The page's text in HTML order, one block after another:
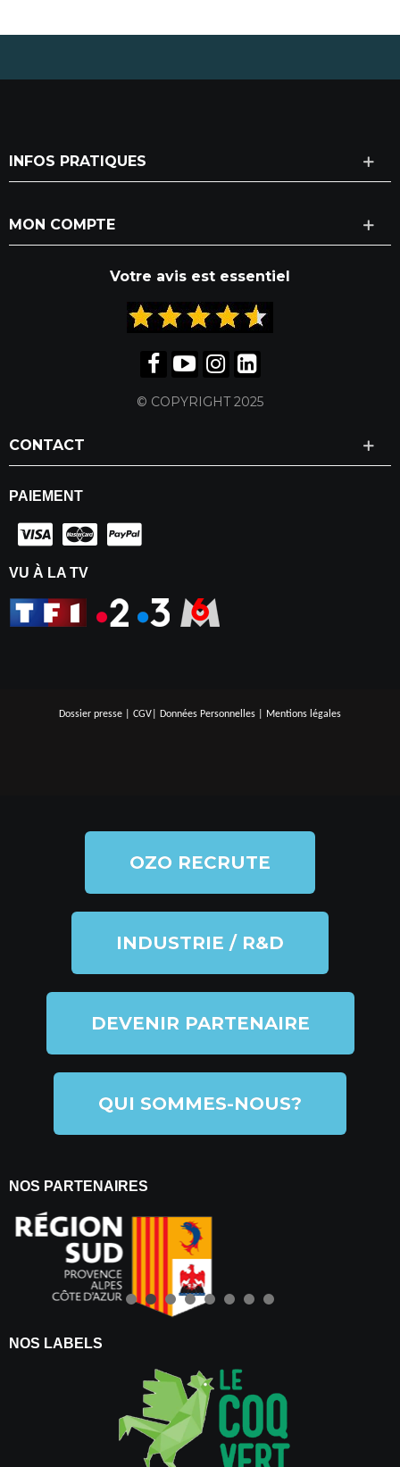
INFOS PRATIQUES
MON COMPTE
Votre avis est essentiel
© COPYRIGHT 2025
CONTACT
PAIEMENT
VU À LA TV
Dossier presse CGV Données Personnelles Mentions légales
OZO RECRUTE
INDUSTRIE / R&D
DEVENIR PARTENAIRE
QUI SOMMES-NOUS?
NOS PARTENAIRES
NOS LABELS